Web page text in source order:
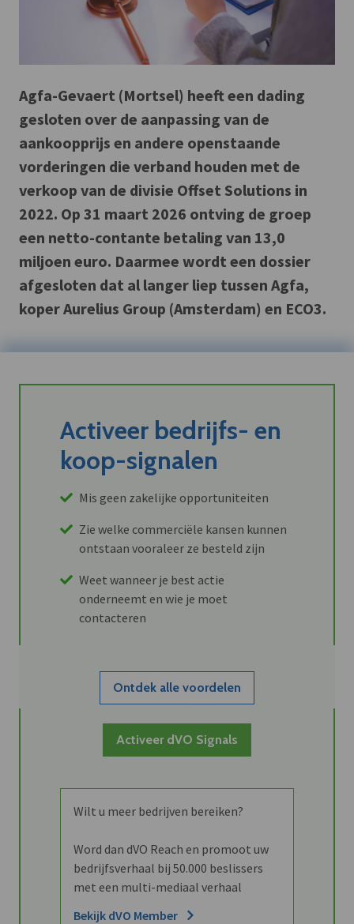
Agfa-Gevaert (Mortsel) heeft een dading
gesloten over de aanpassing van de
aankoopprijs en andere openstaande
vorderingen die verband houden met de
verkoop van de divisie Offset Solutions in
2022. Op 31 maart 2026 ontving de groep
een netto-contante betaling van 13,0
miljoen euro. Daarmee wordt een dossier
afgesloten dat al langer liep tussen Agfa,
koper Aurelius Group (Amsterdam) en ECO3.
Activeer bedrijfs- en
koop-signalen
Mis geen zakelijke opportuniteiten
Zie welke commerciële kansen kunnen
ontstaan vooraleer ze besteld zijn
Weet wanneer je best actie
onderneemt en wie je moet
contacteren
Ontdek alle voordelen
Activeer dVO Signals
Wilt u meer bedrijven bereiken?
Word dan dVO Reach en promoot uw
bedrijfsverhaal bij 50.000 beslissers
met een multi-mediaal verhaal
Bekijk dVO Member